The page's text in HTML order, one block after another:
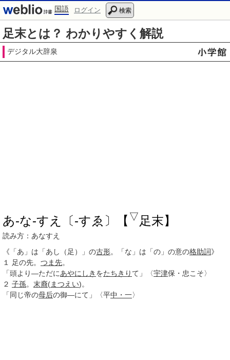
国語 ログイン 検索
足末とは？ わかりやすく解説
デジタル大辞泉
あ‐な‐すえ〔‐すゑ〕【 ▽ 足末】
読み方：あなすえ
《「あ」は「あし（足）」の古形。「な」は「の」の意の格助詞》
１
足の先。 つま先。
「頭より―ただにあやにしき をたちきり て」〈宇津保・忠こそ〉
２ 子孫。 末裔(まつえい)。
「同じ帝の母后の御―にて」〈平中・一〉